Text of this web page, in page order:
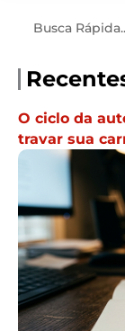
O ciclo da
travar sua